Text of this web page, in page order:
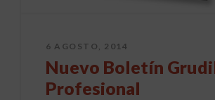
6 AGOSTO, 2014
Nuevo Boletín
Profesional